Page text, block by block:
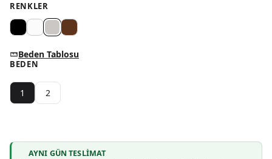
RENKLER
Beden Tablosu
BEDEN
1 2
AYNI GÜN TESLIMAT